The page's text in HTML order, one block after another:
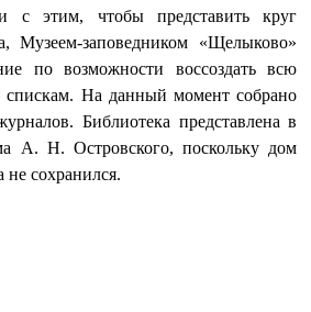
с этим, чтобы представить круг
Музеем-заповедником «Щелыково»
по возможности воссоздать всю
спискам. На данный момент собрано
Библиотека представлена в
А. Н. Островского, поскольку дом
сохранился.